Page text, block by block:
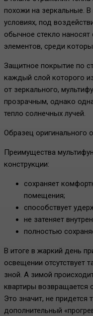
похожи на зеркальные.
условиях, под
обычное стекло наносят
элементов, среди
Защитное покрытие по
каждый слой которого
от зеркального,
прозрачным, однако
тепло солнечных лучей.
Образец оригинального
Преимущества
конструкции:
сохраняет
помещения;
способствует
не затеняет
полностью
В итоге в жаркий день
освещении отсутствует
зной. А зимой
квартиры возвращается
Это значит, не придется
дополнительный